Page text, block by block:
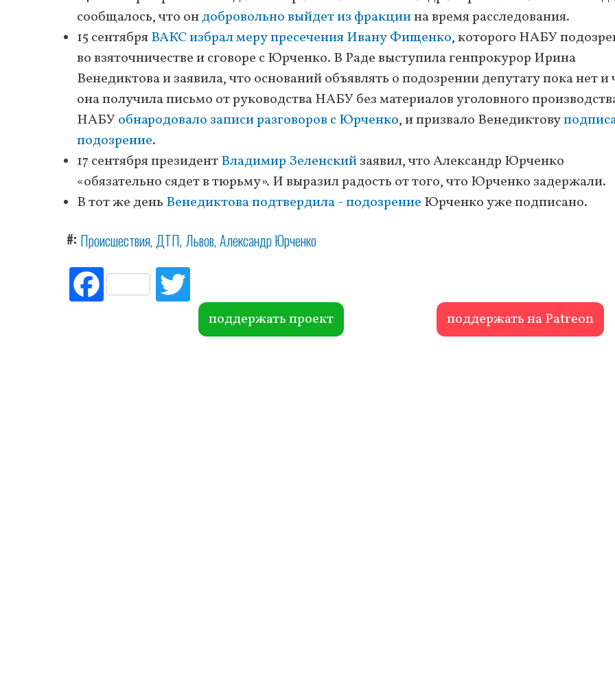
сообщалось, что ондобровольно выйдет из фракциина время расследования.
15 сентябряВАКС избрал меру пресечения Ивану Фищенко, которого НАБУ
во взяточничестве и сговоре с Юрченко. В Раде выступила генпрокурор Ирина
Венедиктова и заявила, что оснований объявлять о подозрении депутату пока нет и
она получила письмо от руководства НАБУ без материалов уголовного
НАБУобнародовало записи разговоров с Юрченко, и призвало Венедиктову
подозрение.
17 сентября президентВладимир Зеленскийзаявил, что Александр Юрченко
«обязательно сядет в тюрьму». И выразил радость от того, что Юрченко задержали.
В тот же день Венедиктова подтвердила - подозрение Юрченко уже подписано.
# Происшествия ДТП Львов Александр Юрченко
Fac
ebo itte
r поддержать проект поддержать на Patreon